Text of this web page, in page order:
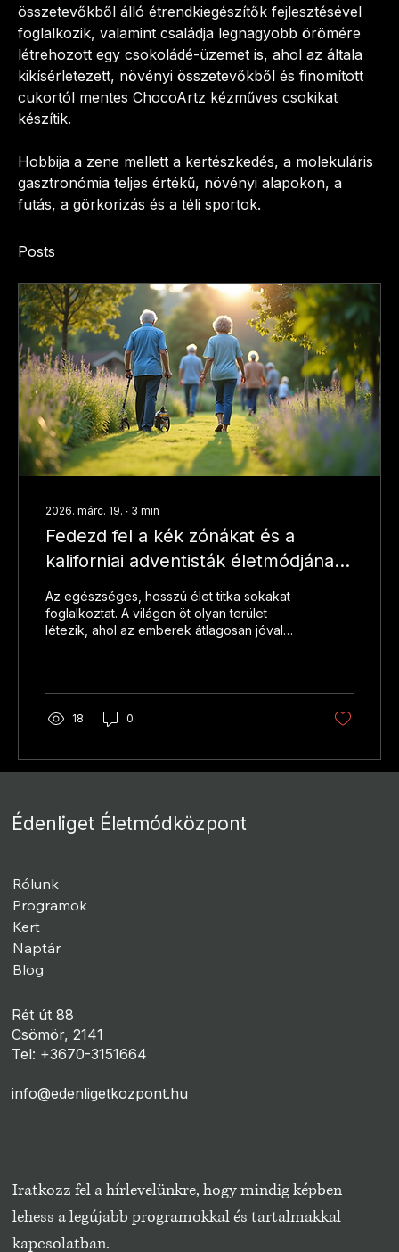
összetevőkből álló étrendkiegészítők fejlesztésével
foglalkozik, valamint családja legnagyobb örömére
létrehozott egy csokoládé-üzemet is, ahol az általa
kikísérletezett, növényi összetevőkből és finomított
cukortól mentes ChocoArtz kézműves csokikat
készítik.
Hobbija a zene mellett a kertészkedés, a molekuláris
gasztronómia teljes értékű, növényi alapokon, a
futás, a görkorizás és a téli sportok.
Posts
2026. márc. 19. ∙ 3 min
Fedezd fel a kék zónákat és a
kaliforniai adventisták életmódjának
titkait
Az egészséges, hosszú élet titka sokakat
foglalkoztat. A világon öt olyan terület
létezik, ahol az emberek átlagosan jóval
különlegesek, hanem az ott élők életmódja,
szokásai és közösségi kapcsolatai miatt is.
Különösen érdekes a kaliforniai adventisták
18 0
Édenliget Életmódközpont
Rét út 88
Csömör, 2141
Tel: +3670-3151664
info@edenligetkozpont.hu
Rólunk
Programok
Kert
Naptár
Blog
Iratkozz fel a hírlevelünkre, hogy mindig képben
lehess a legújabb programokkal és tartalmakkal
kapcsolatban.